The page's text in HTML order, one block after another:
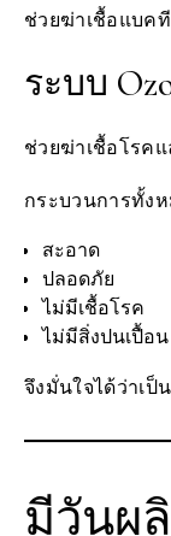
ช่วยฆ่าเชื้อแบค
ระบบ
ช่วยฆ่าเชื้อโรค
กระบวนการทั้ง
สะอาด
ปลอดภัย
ไม่มีเชื้อโรค
ไม่มีสิ่งปนเปื้อน
จึงมั่นใจได้ว่าเป็น
มีวันผ